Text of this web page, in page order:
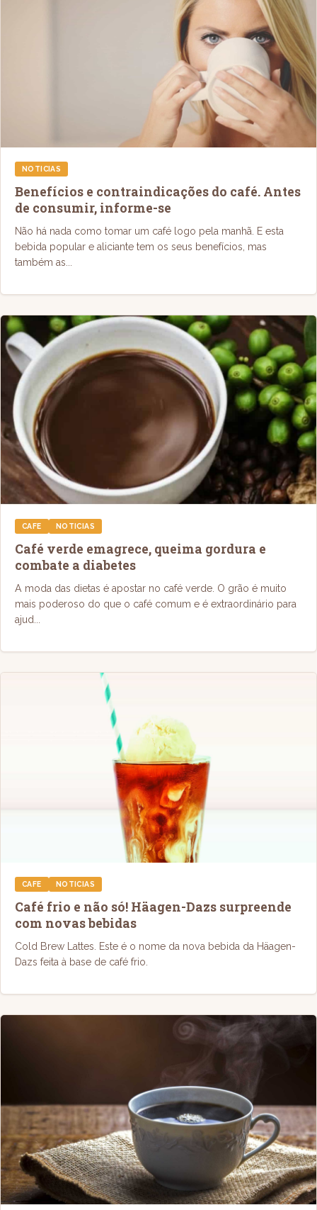
NOTICIAS
Benefícios e contraindicações do café. Antes
de consumir, informe-se
Não há nada como tomar um café logo pela manhã. E esta
bebida popular e aliciante tem os seus benefícios, mas
também as...
CAFE NOTICIAS
Café verde emagrece, queima gordura e
combate a diabetes
A moda das dietas é apostar no café verde. O grão é muito
mais poderoso do que o café comum e é extraordinário para
ajud...
CAFE NOTICIAS
Café frio e não só! Häagen-Dazs surpreende
com novas bebidas
Cold Brew Lattes. Este é o nome da nova bebida da Häagen-
Dazs feita à base de café frio.